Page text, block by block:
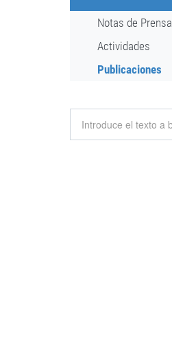
Notas de Prensa
Actividades
Publicaciones